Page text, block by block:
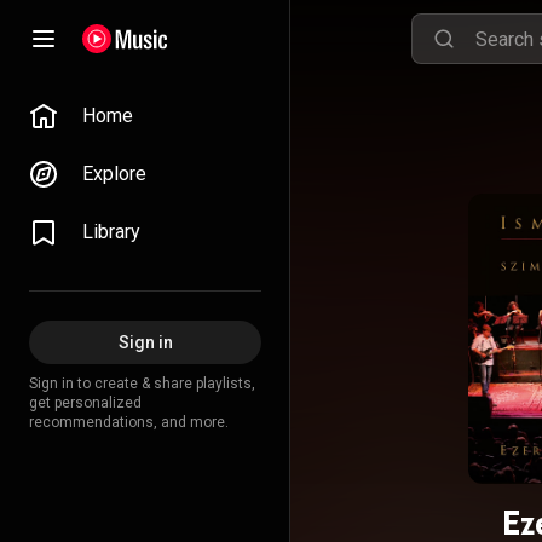
Home
Explore
Library
Sign in
Sign in to create & share playlists,
get personalized
recommendations, and more.